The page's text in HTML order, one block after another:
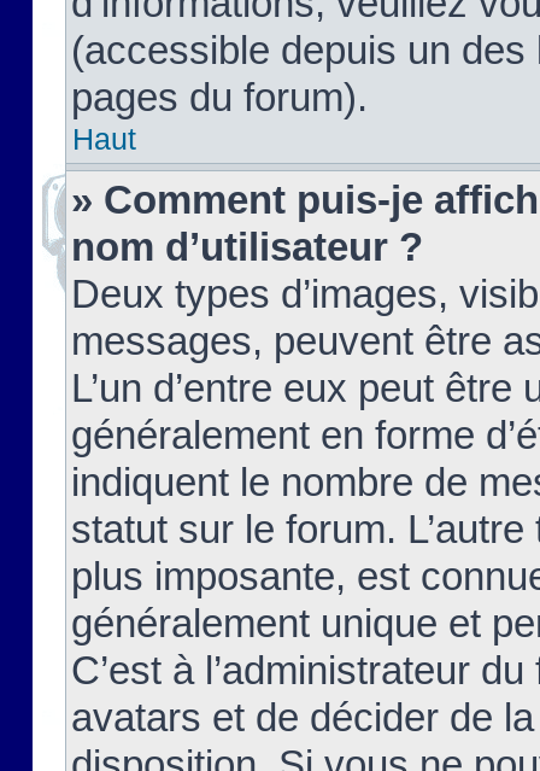
(accessible depuis un
pages du forum).
Haut
» Comment puis-je
nom d’utilisateur ?
Deux types d’images,
messages, peuvent être
L’un d’entre eux peut
généralement en forme
indiquent le nombre de
statut sur le forum.
plus imposante, est
généralement unique et
C’est à l’administrateur
avatars et de décider de